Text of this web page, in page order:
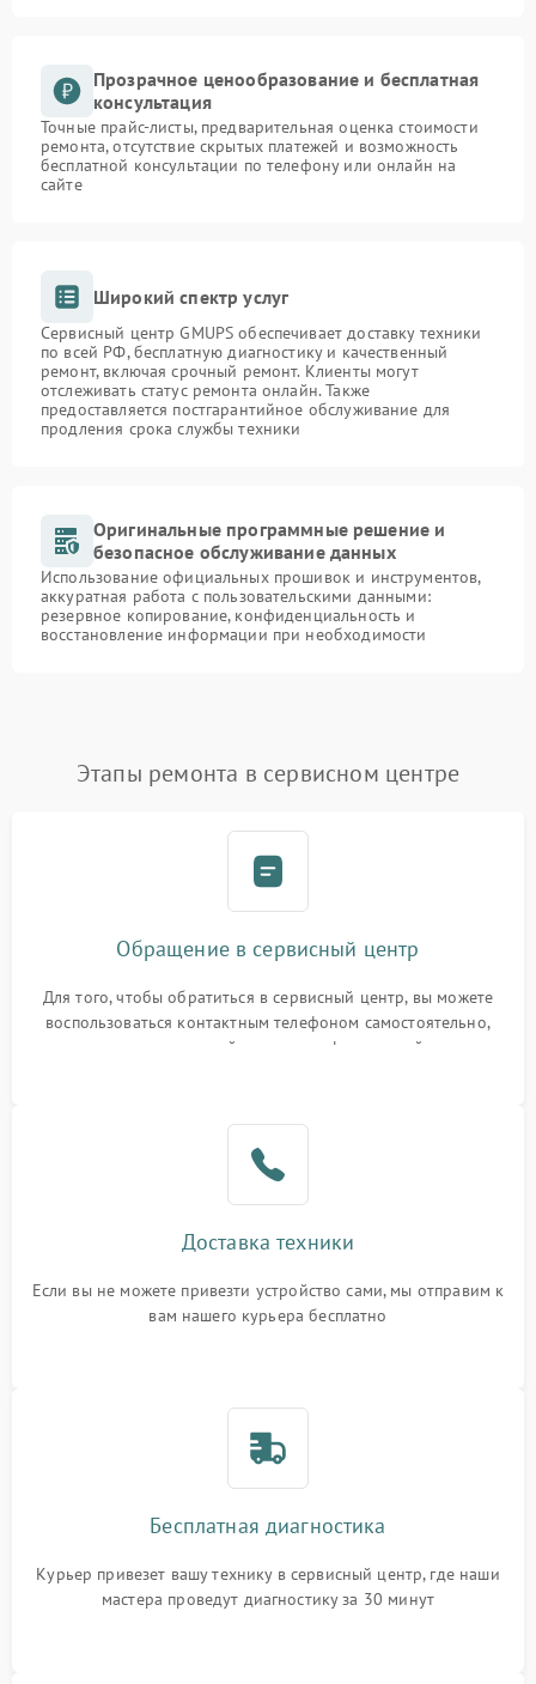
Прозрачное ценообразование и бесплатная
консультация
Точные прайс-листы, предварительная оценка стоимости
ремонта, отсутствие скрытых платежей и возможность
бесплатной консультации по телефону или онлайн на
сайте
Широкий спектр услуг
Сервисный центр GMUPS обеспечивает доставку техники
по всей РФ, бесплатную диагностику и качественный
ремонт, включая срочный ремонт. Клиенты могут
отслеживать статус ремонта онлайн. Также
предоставляется постгарантийное обслуживание для
продления срока службы техники
Оригинальные программные решение и
безопасное обслуживание данных
Использование официальных прошивок и инструментов,
аккуратная работа с пользовательскими данными:
резервное копирование, конфиденциальность и
восстановление информации при необходимости
Этапы ремонта в сервисном центре
Обращение в сервисный центр
Для того, чтобы обратиться в сервисный центр, вы можете
воспользоваться контактным телефоном самостоятельно,
или оставить свой номер телефона на сайте
Доставка техники
Если вы не можете привезти устройство сами, мы отправим к
вам нашего курьера бесплатно
Бесплатная диагностика
Курьер привезет вашу технику в сервисный центр, где наши
мастера проведут диагностику за 30 минут